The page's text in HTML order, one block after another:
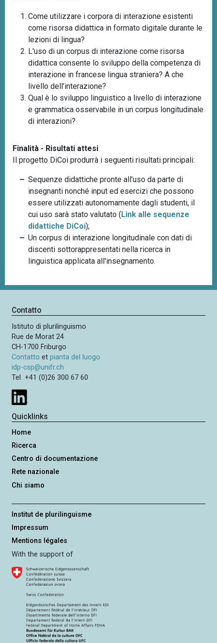
Come utilizzare i corpora di interazione esistenti
come risorsa didattica in formato digitale durante le
lezioni di lingua?
L'uso di un corpus di interazione come risorsa
didattica consente lo sviluppo della competenza di
interazione in francese lingua straniera? A che
livello dell’interazione?
Qual è lo sviluppo linguistico a livello di interazione
e grammatica osservabile in un corpus longitudinale
di interazioni?
Finalità - Risultati attesi
Il progetto DiCoi produrrà i seguenti risultati principali:
Sequenze didattiche pronte all'uso da parte di
insegnanti nonché input ed esercizi che possono
essere utilizzati autonomamente dagli studenti, il
cui uso sarà stato valutato ( Link alle sequenze
didattiche DiCoi);
Un corpus di interazione longitudinale con dati di
discenti sottorappresentati nella ricerca in
linguistica applicata all'insegnamento.
Contatto
Istituto di plurilinguismo
Rue de Morat 24
CH-1700 Friburgo
Contatto etpianta del luogo
idp-csp@unifr.ch
Tel +41 (0)26 300 67 60
Quicklinks
Home
Ricerca
Centro di documentazione
Rete nazionale
Chi siamo
Institut de plurilinguisme
Impressum
Mentions légales
With the support of